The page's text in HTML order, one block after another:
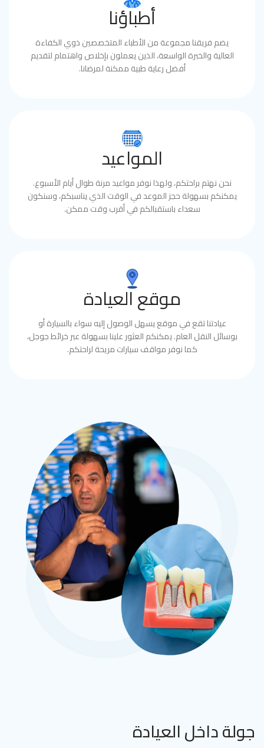
أطباؤنا
يضم فريقنا مجموعة من الأطباء المتخصصين ذوي الكفاءة
العالية والخبرة الواسعة، الذين يعملون بإخلاص واهتمام لتقديم
أفضل رعاية طبية ممكنة لمرضانا.
المواعيد
نحن نهتم براحتكم، ولهذا نوفر مواعيد مرنة طوال أيام الأسبوع.
يمكنكم بسهولة حجز الموعد في الوقت الذي يناسبكم، وسنكون
سعداء باستقبالكم في أقرب وقت ممكن.
موقع العيادة
عيادتنا تقع في موقع يسهل الوصول إليه سواء بالسيارة أو
بوسائل النقل العام. يمكنكم العثور علينا بسهولة عبر خرائط جوجل،
كما نوفر مواقف سيارات مريحة لراحتكم.
جولة داخل العيادة